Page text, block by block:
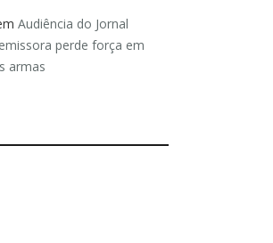
Audiência do Jornal
perde força em
armas